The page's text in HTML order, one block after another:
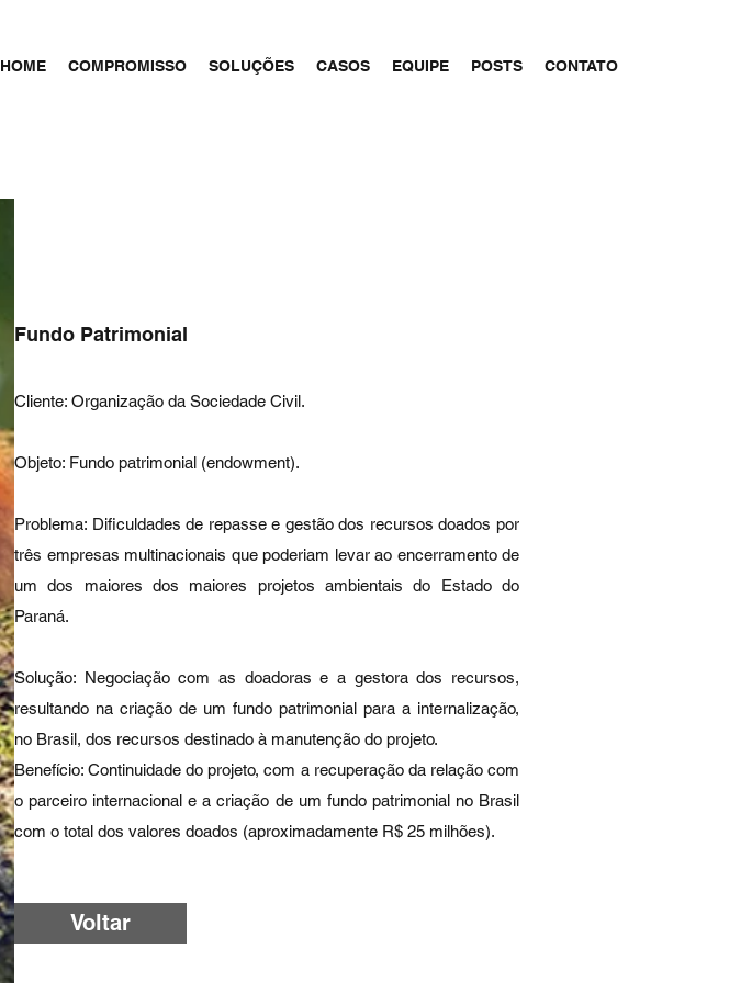
HOME COMPROMISSO SOLUÇÕES CASOS EQUIPE POSTS CONTATO
Fundo Patrimonial
Cliente: Organização da Sociedade Civil.
Objeto: Fundo patrimonial (endowment).
Problema: Dificuldades de repasse e gestão dos recursos doados por
três empresas multinacionais que poderiam levar ao encerramento de
um dos maiores dos maiores projetos ambientais do Estado do
Paraná.
Solução: Negociação com as doadoras e a gestora dos recursos,
resultando na criação de um fundo patrimonial para a internalização,
no Brasil, dos recursos destinado à manutenção do projeto.
Benefício: Continuidade do projeto, com a recuperação da relação com
o parceiro internacional e a criação de um fundo patrimonial no Brasil
com o total dos valores doados (aproximadamente R$ 25 milhões).
Voltar